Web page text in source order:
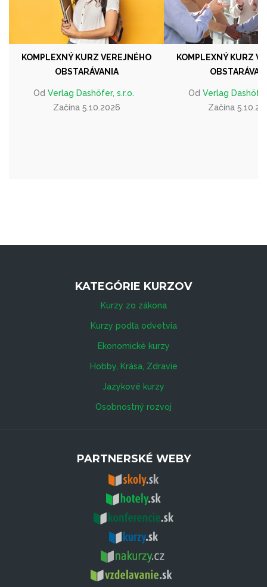
KOMPLEXNÝ KURZ VEREJNÉHO
OBSTARÁVANIA
Od Verlag Dashöfer, s.r.o.
Začína 5.10.2026
KOMPLEXNÝ KURZ
Od Verlag
Začína
KATEGÓRIE KURZOV
Kurzy zo zákona
Kurzy podľa odvetvia
Ekonomické kurzy
Hobby, Krása, Zdravie
Jazykové kurzy
Osobnostný rozvoj
PARTNERSKÉ WEBY